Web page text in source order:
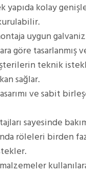
yapıda kolay
uygun
göre tasarlanmış
teknik
sağlar.
ve sabit
sayesinde
röleleri birden